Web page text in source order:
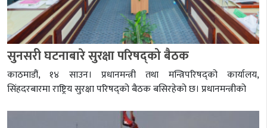
सुनसरी घटनाबारे सुरक्षा परिषद्को बैठक
काठमाडौं, १४ साउन। प्रधानमन्त्री तथा मन्त्रिपरिषद्को कार्यालय,
सिंहदरबारमा राष्ट्रिय सुरक्षा परिषद्को बैठक बसिरहेको छ। प्रधानमन्त्रीको